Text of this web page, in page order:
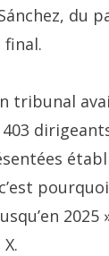
du
final.
tribunal
2025